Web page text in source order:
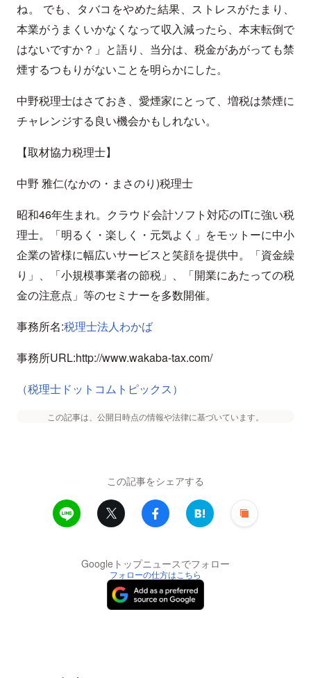
ね。 でも、タバコをやめた結果、ストレスがたまり、
本業がうまくいかなくなって収入減ったら、本末転倒で
はないですか？」と語り、当分は、税金があがっても禁
煙するつもりがないことを明らかにした。
中野税理士はさておき、愛煙家にとって、増税は禁煙に
チャレンジする良い機会かもしれない。
【取材協力税理士】
中野 雅仁(なかの・まさのり)税理士
昭和46年生まれ。クラウド会計ソフト対応のITに強い税
理士。「明るく・楽しく・元気よく」をモットーに中小
企業の皆様に幅広いサービスと笑顔を提供中。「資金繰
り」、「小規模事業者の節税」、「開業にあたっての税
金の注意点」等のセミナーを多数開催。
事務所名:税理士法人わかば
事務所URL:http://www.wakaba-tax.com/
（税理士ドットコムトピックス）
この記事は、公開日時点の情報や法律に基づいています。
この記事をシェアする
Googleトップニュースでフォロー
フォローの仕方はこちら